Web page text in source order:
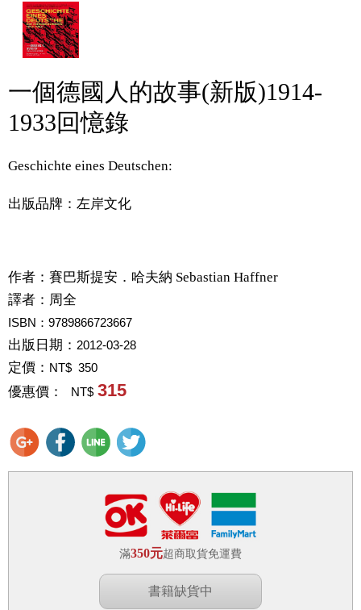
一個德國人的故事(新版)1914-
1933回憶錄
Geschichte eines Deutschen:
出版品牌：左岸文化
作者： 賽巴斯提安．哈夫納 Sebastian Haffner
譯者： 周全
ISBN：9789866723667
出版日期： 2012-03-28
定價： NT$ 350
優惠價： NT$ 315
滿350元超商取貨免運費
書籍缺貨中